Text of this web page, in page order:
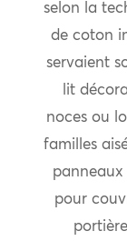
selon la
de coton
servaient
lit
noces ou
familles
panneaux
pour